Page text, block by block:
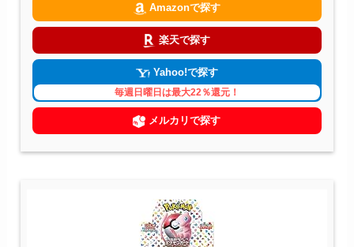
Amazonで探す
楽天で探す
Yahoo!で探す
毎週日曜日は最大22％還元！
メルカリで探す